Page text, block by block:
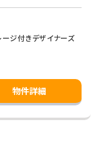
ジ付きデザイナーズ
物件詳細